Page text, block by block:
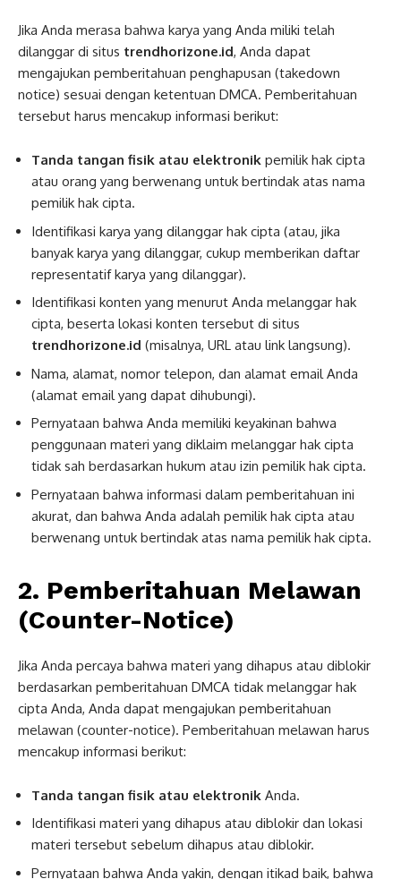
Jika Anda merasa bahwa karya yang Anda miliki telah
dilanggar di situs trendhorizone.id, Anda dapat
mengajukan pemberitahuan penghapusan (takedown
notice) sesuai dengan ketentuan DMCA. Pemberitahuan
tersebut harus mencakup informasi berikut:
Tanda tangan fisik atau elektronik pemilik hak cipta
atau orang yang berwenang untuk bertindak atas nama
pemilik hak cipta.
Identifikasi karya yang dilanggar hak cipta (atau, jika
banyak karya yang dilanggar, cukup memberikan daftar
representatif karya yang dilanggar).
Identifikasi konten yang menurut Anda melanggar hak
cipta, beserta lokasi konten tersebut di situs
trendhorizone.id (misalnya, URL atau link langsung).
Nama, alamat, nomor telepon, dan alamat email Anda
(alamat email yang dapat dihubungi).
Pernyataan bahwa Anda memiliki keyakinan bahwa
penggunaan materi yang diklaim melanggar hak cipta
tidak sah berdasarkan hukum atau izin pemilik hak cipta.
Pernyataan bahwa informasi dalam pemberitahuan ini
akurat, dan bahwa Anda adalah pemilik hak cipta atau
berwenang untuk bertindak atas nama pemilik hak cipta.
2. Pemberitahuan Melawan
(Counter-Notice)
Jika Anda percaya bahwa materi yang dihapus atau diblokir
berdasarkan pemberitahuan DMCA tidak melanggar hak
cipta Anda, Anda dapat mengajukan pemberitahuan
melawan (counter-notice). Pemberitahuan melawan harus
mencakup informasi berikut:
Tanda tangan fisik atau elektronik Anda.
Identifikasi materi yang dihapus atau diblokir dan lokasi
materi tersebut sebelum dihapus atau diblokir.
Pernyataan bahwa Anda yakin, dengan itikad baik, bahwa